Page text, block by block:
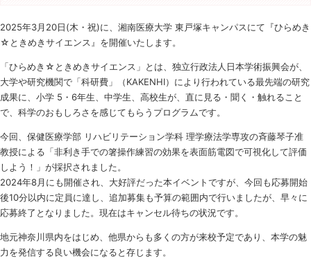
2025年3月20日(木・祝)に、湘南医療大学 東戸塚キャンパスにて『ひらめき
☆ときめきサイエンス』を開催いたします。
「ひらめき☆ときめきサイエンス」とは、独立行政法人日本学術振興会が、
大学や研究機関で「科研費」（KAKENHI）により行われている最先端の研究
成果に、小学 5・6年生、中学生、高校生が、直に見る・聞く・触れること
で、科学のおもしろさを感じてもらうプログラムです。
今回、保健医療学部 リハビリテーション学科 理学療法学専攻の斉藤琴子准
教授による「非利き手での箸操作練習の効果を表面筋電図で可視化して評価
しよう！」が採択されました。
2024年8月にも開催され、大好評だった本イベントですが、今回も応募開始
後10分以内に定員に達し、追加募集も予算の範囲内で行いましたが、早々に
応募終了となりました。現在はキャンセル待ちの状況です。
地元神奈川県内をはじめ、他県からも多くの方が来校予定であり、本学の魅
力を発信する良い機会になると存じます。